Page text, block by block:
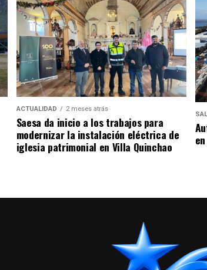
ACTUALIDAD 2 meses atrás
Saesa da inicio a los trabajos para
modernizar la instalación eléctrica de
iglesia patrimonial en Villa Quinchao